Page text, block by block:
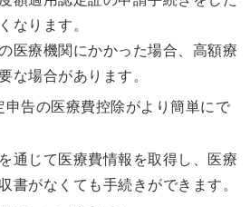
なります。
医療機関にかかった場合、高額療
な場合があります。
申告の医療費控除がより簡単にで
通じて医療費情報を取得し、医療
書がなくても手続きができます。